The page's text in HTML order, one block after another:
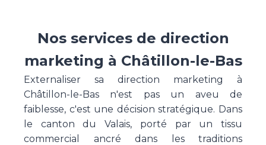
Nos services de direction
marketing à Châtillon-le-Bas
Externaliser sa direction marketing à
Châtillon-le-Bas n'est pas un aveu de
faiblesse, c'est une décision stratégique. Dans
le canton du Valais, porté par un tissu
commercial ancré dans les traditions